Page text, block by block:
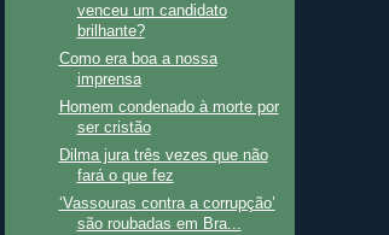
venceu um candidato
brilhante?
Como era boa a nossa
imprensa
Homem condenado à morte por
ser cristão
Dilma jura três vezes que não
fará o que fez
‘Vassouras contra a corrupção’
são roubadas em Bra...